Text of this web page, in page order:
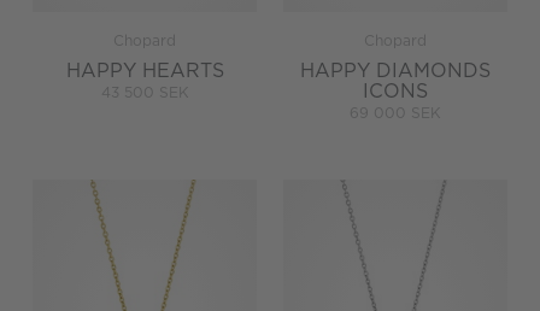
Chopard
HAPPY HEARTS
43 500 SEK
Chopard
HAPPY DIAMONDS
ICONS
69 000 SEK